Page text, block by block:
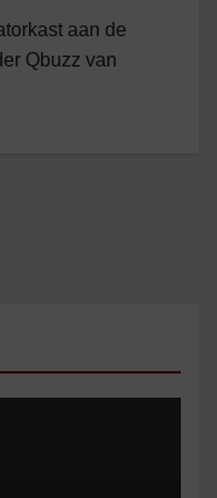
aan de
Qbuzz van